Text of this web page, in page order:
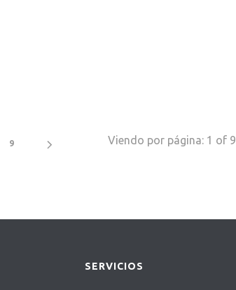
9 Viendo por página: 1 of 9
SERVICIOS